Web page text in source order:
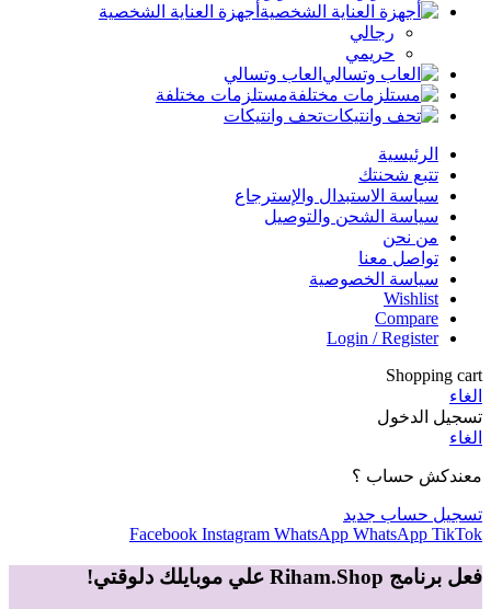
أجهزة العناية الشخصية
رجالي
حريمي
العاب وتسالي
مستلزمات مختلفة
تحف وانتيكات
الرئيسية
تتبع شحنتك
سياسة الاستبدال والإسترجاع
سياسة الشحن والتوصيل
من نحن
تواصل معنا
سياسة الخصوصية
Wishlist
Compare
Login / Register
Shopping cart
الغاء
تسجيل الدخول
الغاء
معندكش حساب ؟
تسجيل حساب جديد
Facebook Instagram WhatsApp WhatsApp TikTok
فعل برنامج Riham.Shop علي موبايلك دلوقتي!